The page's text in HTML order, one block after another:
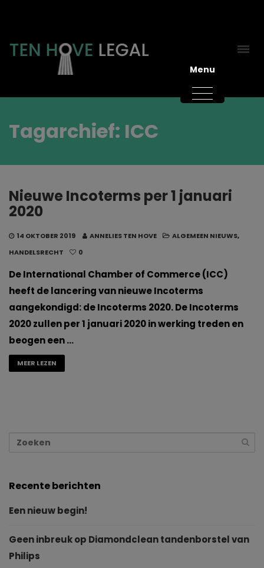
Tagarchief: ICC
Nieuwe Incoterms per 1 januari
2020
14 OKTOBER 2019 ANNELIES TEN HOVE ALGEMEEN NIEUWS,
HANDELSRECHT
0
De International Chamber of Commerce (ICC)
heeft de lancering van nieuwe Incoterms
aangekondigd: de Incoterms 2020. De Incoterms
2020 zullen per 1 januari 2020 in werking treden en
beogen een …
MEER LEZEN
Recente berichten
Een nieuw begin!
Geen inbreuk op Diamondclean tandenborstel van
Philips
Menu